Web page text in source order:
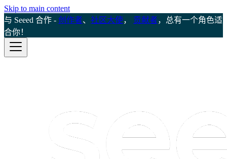
Skip to main content
与 Seeed 合作 - 创作者、 社区大使， 贡献者，总有一个角色适
合你！